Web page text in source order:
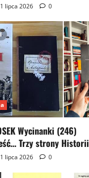
lipca 2026 0
Wycinanki (246)
Trzy strony Historii
lipca 2026 0